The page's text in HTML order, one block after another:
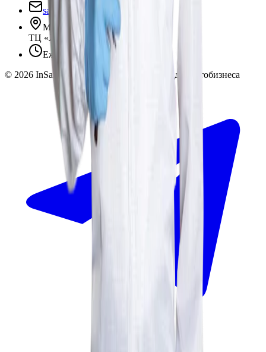
sales@insafe.ru
Москва, Люблинская ул., 153.
ТЦ «Люблю Молл», -1 уровень
Ежедневно 10:00 — 19:00
© 2026 InSafe.ru — Товары и технологии для автобизнеса